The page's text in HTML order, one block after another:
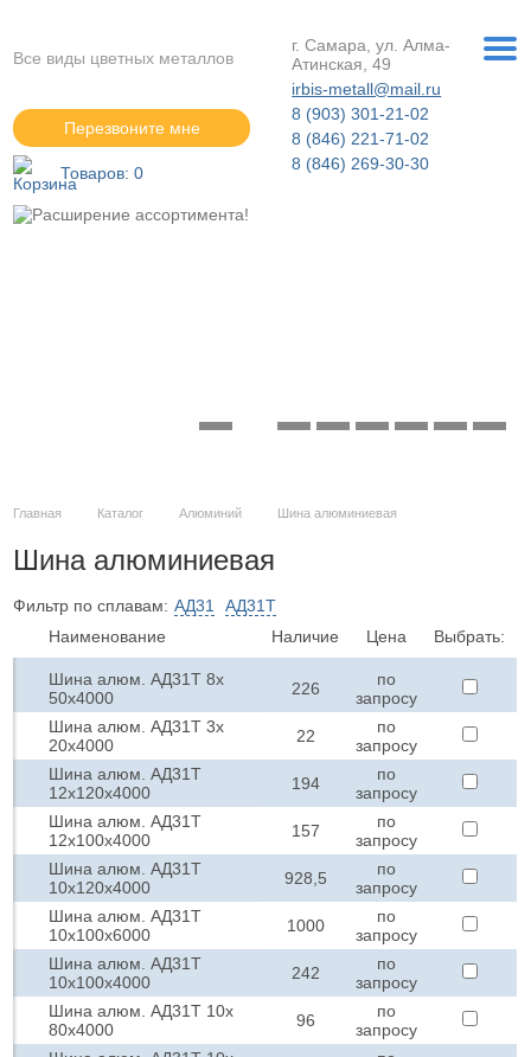
Все виды цветных металлов
г. Самара, ул. Алма-
Атинская, 49
irbis-metall@mail.ru
8 (903) 301-21-02
8 (846) 221-71-02
8 (846) 269-30-30
Перезвоните мне
Товаров:0
Главная Каталог Алюминий Шина алюминиевая
Шина алюминиевая
Фильтр по сплавам: АД31
АД31Т
Наименование
Наличие Цена Выбрать:
Шина алюм. АД31Т 8х
50х4000
226
по
запросу
Шина алюм. АД31Т 3х
20х4000
22
по
запросу
Шина алюм. АД31Т
12х120х4000
194
по
запросу
Шина алюм. АД31Т
12х100х4000
157
по
запросу
Шина алюм. АД31Т
10х120х4000
928,5
по
запросу
Шина алюм. АД31Т
10х100х6000
1000
по
запросу
Шина алюм. АД31Т
10х100х4000
242
по
запросу
Шина алюм. АД31Т 10х
80х4000
96
по
запросу